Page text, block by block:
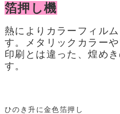
箔押し機
熱によりカラーフィル
す。メタリックカラー
印刷とは違った、煌め
す。
ひのき升に金色箔押し